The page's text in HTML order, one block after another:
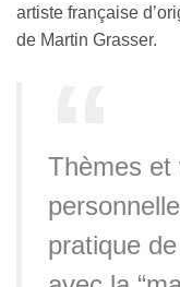
artiste française
de Martin Grasser.
Thèmes et
pratique